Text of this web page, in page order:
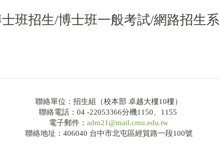
班招生/博士班一般考試/網路招生系
聯絡單位：招生組（校本部 卓越大樓10樓）
聯絡電話：04 -22053366分機1150、1155
電子郵件： adm21@mail.cmu.edu.tw
聯絡地址：406040 台中市北屯區經貿路一段100號